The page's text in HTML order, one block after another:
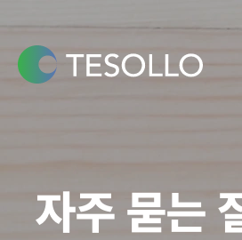
자주 묻는